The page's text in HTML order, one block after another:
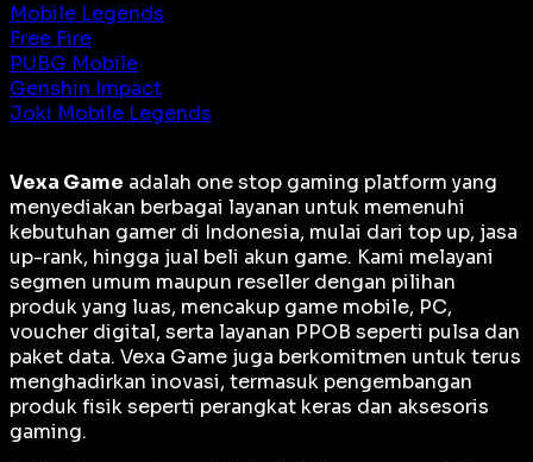
Mobile Legends
Free Fire
PUBG Mobile
Genshin Impact
Joki Mobile Legends
Vexa Game adalah one stop gaming platform yang
menyediakan berbagai layanan untuk memenuhi
kebutuhan gamer di Indonesia, mulai dari top up, jasa
up-rank, hingga jual beli akun game. Kami melayani
segmen umum maupun reseller dengan pilihan
produk yang luas, mencakup game mobile, PC,
voucher digital, serta layanan PPOB seperti pulsa dan
paket data. Vexa Game juga berkomitmen untuk terus
menghadirkan inovasi, termasuk pengembangan
produk fisik seperti perangkat keras dan aksesoris
gaming.